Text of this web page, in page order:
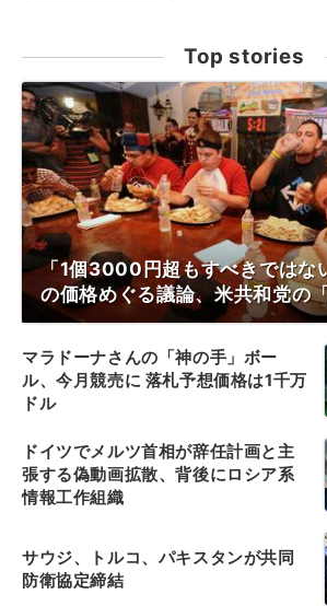
Top stories
「1個3000円超もすべきではな
の価格めぐる議論、米共和党の
マラドーナさんの「神の手」ボー
ル、今月競売に 落札予想価格は1千万
ドル
ドイツでメルツ首相が辞任計画と主
張する偽動画拡散、背後にロシア系
情報工作組織
サウジ、トルコ、パキスタンが共同
防衛協定締結